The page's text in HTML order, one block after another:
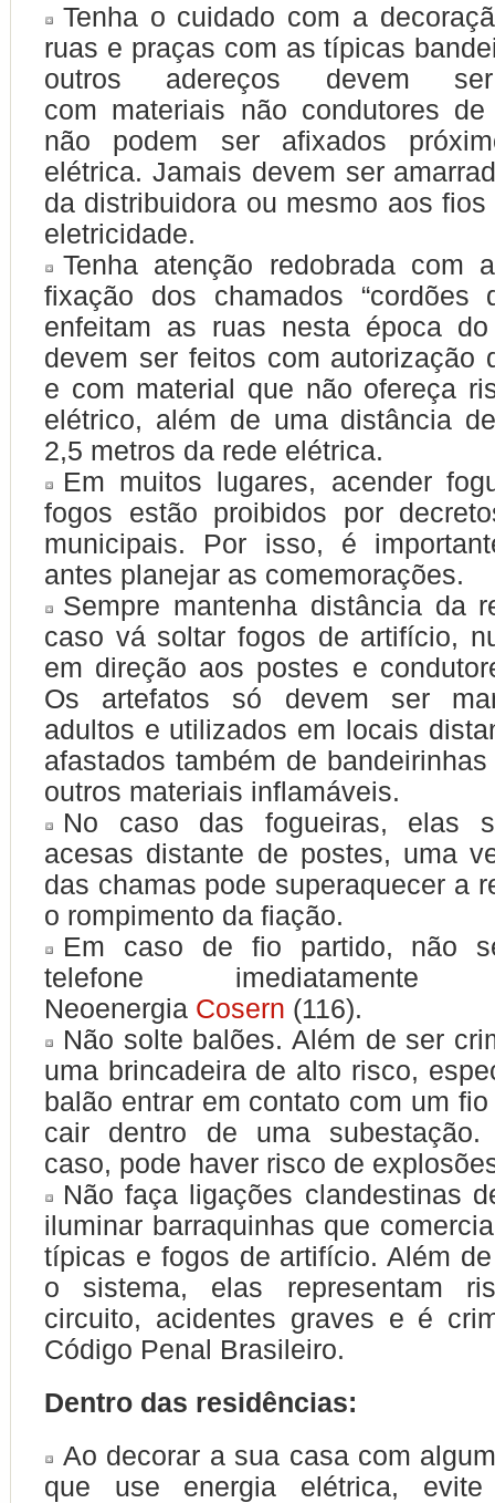
Tenha o cuidado com a
ruas e praças com as típicas
outros adereços devem
com materiais não condutores de
não podem ser afixados
elétrica. Jamais devem ser
da distribuidora ou mesmo aos
eletricidade.
Tenha atenção redobrada com
fixação dos chamados “cordões
enfeitam as ruas nesta época
devem ser feitos com autorização
e com material que não ofereça
elétrico, além de uma distância
2,5 metros da rede elétrica.
Em muitos lugares, acender
fogos estão proibidos por
municipais. Por isso, é
antes planejar as comemorações.
Sempre mantenha distância da
caso vá soltar fogos de artifício,
em direção aos postes e
Os artefatos só devem ser
adultos e utilizados em locais
afastados também de
outros materiais inflamáveis.
No caso das fogueiras, elas
acesas distante de postes, uma
das chamas pode superaquecer a
o rompimento da fiação.
Em caso de fio partido, não
telefone
Neoenergia Cosern (116).
Não solte balões. Além de ser
uma brincadeira de alto risco,
balão entrar em contato com um
cair dentro de uma subestação.
caso, pode haver risco de
Não faça ligações clandestinas
iluminar barraquinhas que
típicas e fogos de artifício. Além
o sistema, elas representam
circuito, acidentes graves e é
Código Penal Brasileiro.
Dentro das residências:
Ao decorar a sua casa com
que use energia elétrica,